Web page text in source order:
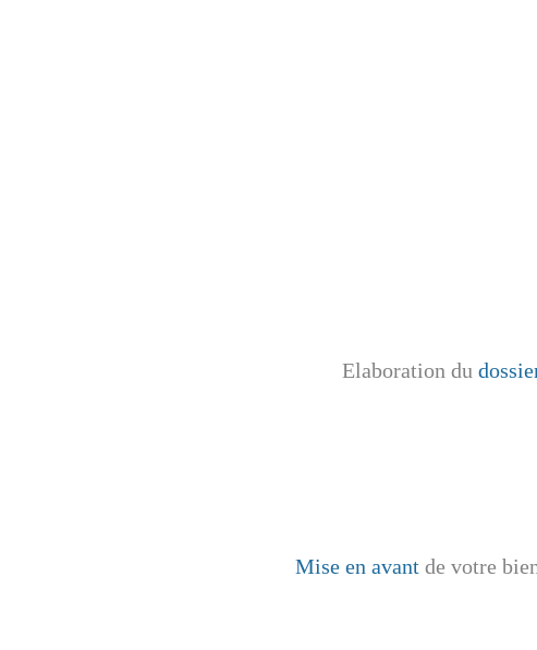
Elaboration du
Mise en avant de votre